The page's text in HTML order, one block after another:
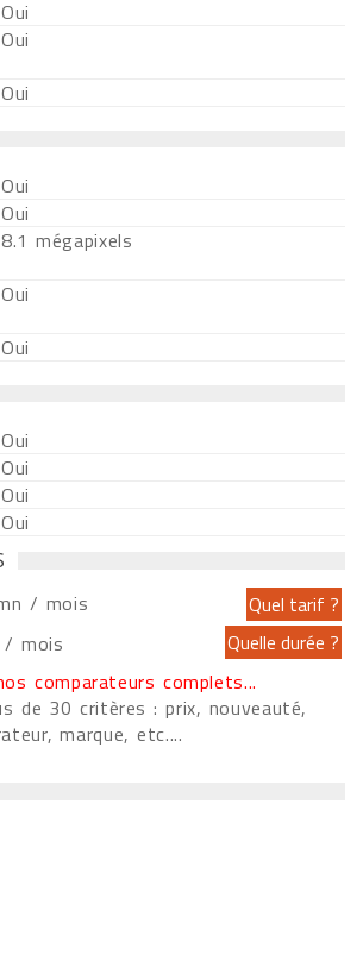
Oui
Oui
Oui
Oui
Oui
8.1 mégapixels
Oui
Oui
Oui
Oui
Oui
Oui
/ mois
mois
comparateurs complets...
de 30 critères : prix, nouveauté,
marque, etc....